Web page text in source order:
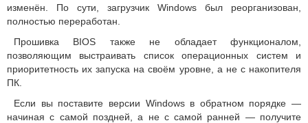
изменён. По сути, загрузчик Windows был реорганизован,
полностью переработан.
Прошивка BIOS также не обладает функционалом,
позволяющим выстраивать список операционных систем и
приоритетность их запуска на своём уровне, а не с накопителя
ПК.
Если вы поставите версии Windows в обратном порядке —
начиная с самой поздней, а не с самой ранней — получите